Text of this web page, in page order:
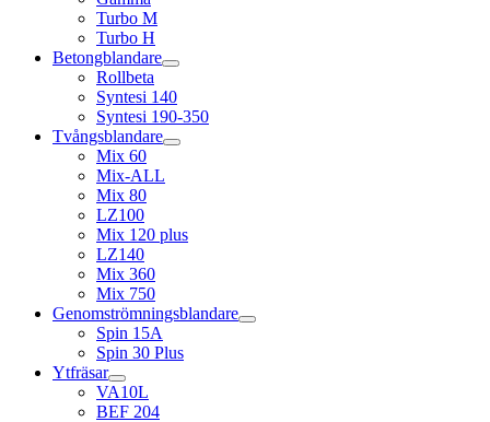
Turbo M
Turbo H
Betongblandare
Rollbeta
Syntesi 140
Syntesi 190-350
Tvångsblandare
Mix 60
Mix-ALL
Mix 80
LZ100
Mix 120 plus
LZ140
Mix 360
Mix 750
Genomströmningsblandare
Spin 15A
Spin 30 Plus
Ytfräsar
VA10L
BEF 204